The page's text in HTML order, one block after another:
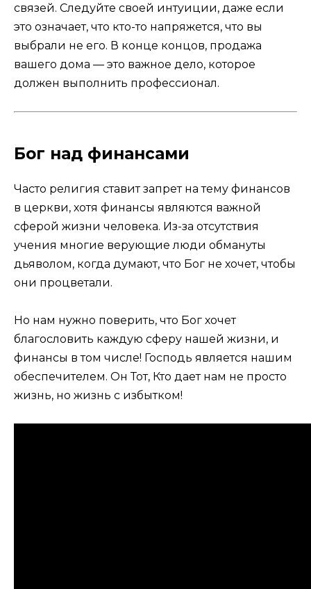
связей. Следуйте своей интуиции, даже если
это означает, что кто-то напряжется, что вы
выбрали не его. В конце концов, продажа
вашего дома — это важное дело, которое
должен выполнить профессионал.
Бог над финансами
Часто религия ставит запрет на тему финансов
в церкви, хотя финансы являются важной
сферой жизни человека. Из-за отсутствия
учения многие верующие люди обмануты
дьяволом, когда думают, что Бог не хочет, чтобы
они процветали.
Но нам нужно поверить, что Бог хочет
благословить каждую сферу нашей жизни, и
финансы в том числе! Господь является нашим
обеспечителем. Он Тот, Кто дает нам не просто
жизнь, но жизнь с избытком!